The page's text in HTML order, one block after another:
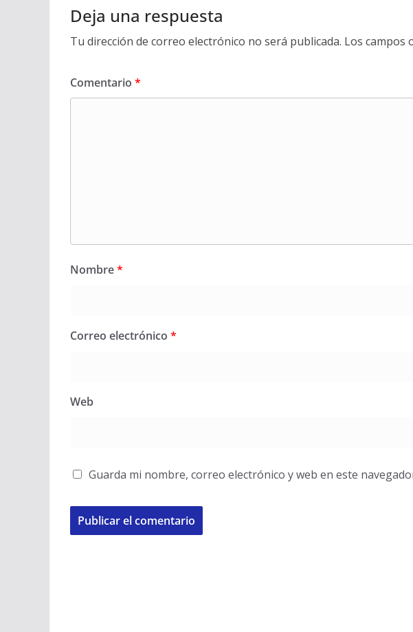
Deja una respuesta
Tu dirección de correo electrónico no será publicada. Los campos
Comentario *
Nombre*
Correo electrónico *
Web
Guarda mi nombre, correo electrónico y web en este